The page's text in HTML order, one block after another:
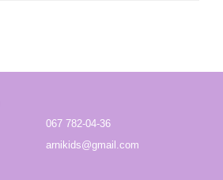
067 782-04-36
arnikids@gmail.com